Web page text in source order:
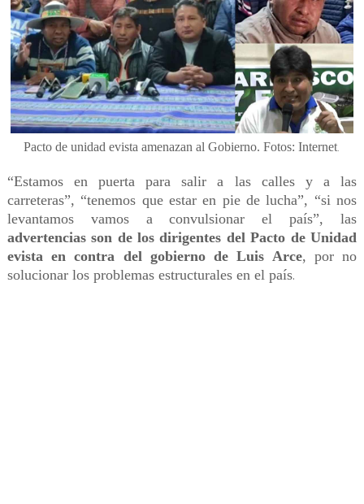
Pacto de unidad evista amenazan al Gobierno. Fotos: Internet.
“Estamos en puerta para salir a las calles y a las
carreteras”, “tenemos que estar en pie de lucha”, “si nos
levantamos vamos a convulsionar el país”, las
advertencias son de los dirigentes del Pacto de Unidad
evista en contra del gobierno de Luis Arce, por no
solucionar los problemas estructurales en el país.